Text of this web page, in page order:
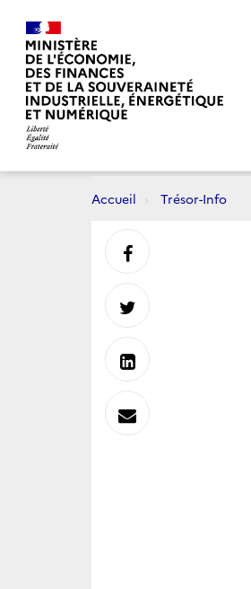
Accueil Trésor-Info
Partager
sur
Partager
sur
Partager
sur
Envoyer